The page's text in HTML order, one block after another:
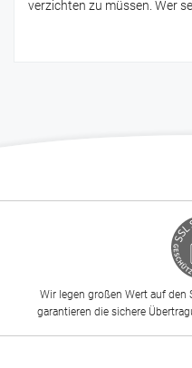
verzichten zu müssen. Wer
Wir legen großen Wert auf den
garantieren die sichere